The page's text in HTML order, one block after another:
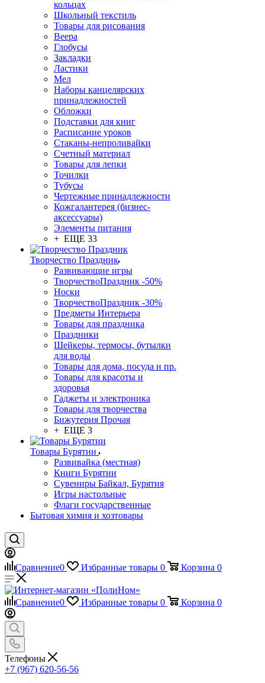
кольцах
Школьный текстиль
Товары для рисования
Веера
Глобусы
Закладки
Ластики
Мел
Наборы канцелярских
принадлежностей
Обложки
Подставки для книг
Расписание уроков
Стаканы-непроливайки
Счетный материал
Товары для лепки
Точилки
Тубусы
Чертежные принадлежности
Кожгалантерея (бизнес-
аксессуары)
Элементы питания
+ ЕЩЕ 33
Творчество Праздник
Развивающие игры
ТворчествоПраздник -50%
Носки
ТворчествоПраздник -30%
Предметы Интерьера
Товары для праздника
Праздники
Шейкеры, термосы, бутылки
для воды
Товары для дома, посуда и пр.
Товары для красоты и
здоровья
Гаджеты и электроника
Товары для творчества
Бижутерия Прочая
+ ЕЩЕ 3
Товары Бурятии
Развивайка (местная)
Книги Бурятии
Сувениры Байкал, Бурятия
Игры настольные
Флаги государственные
Бытовая химия и хозтовары
Сравнение0 Избранные товары 0 Корзина 0
Сравнение0 Избранные товары 0 Корзина 0
Телефоны
+7 (967) 620-56-56